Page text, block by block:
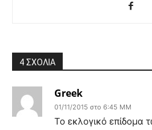
4 ΣΧΟΛΙΑ
Greek
01/11/2015 στο 6:45 ΜΜ
Το εκλογικό επίδομα